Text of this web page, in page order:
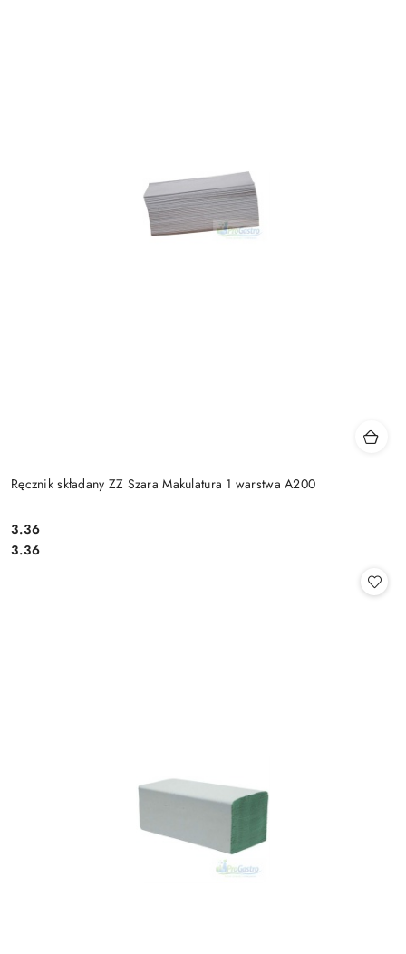
Ręcznik składany ZZ Szara Makulatura 1 warstwa A200
Cena:
3.36
Cena:
3.36